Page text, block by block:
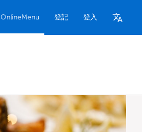
OnlineMenu 登記 登入